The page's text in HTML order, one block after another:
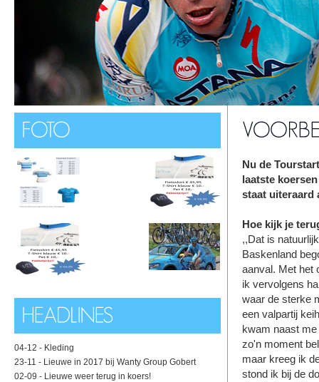
04-12 - Kleding
23-11 - Lieuwe in 2017 bij Wanty Group Gobert
02-09 - Lieuwe weer terug in koers!
Nu de
laatste
staat uiteraard
Hoe kijk je
,,Dat is
Baskenland
aanval. Met het
ik vervolgens
waar de sterke
een valpartij
kwam naast
zo'n moment
maar kreeg ik
stond ik bij de